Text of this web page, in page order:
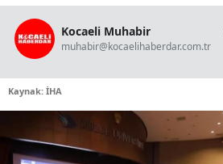
Kocaeli Muhabir
muhabir@kocaelihaberdar.com.tr
Kaynak: İHA